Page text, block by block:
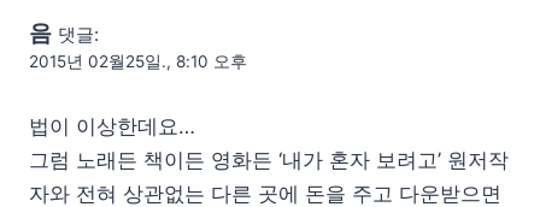
음 댓글:
2015년 02월25일., 8:10 오후
법이 이상한데요…
그럼 노래든 책이든 영화든 ‘내가 혼자 보려고’ 원저작
자와 전혀 상관없는 다른 곳에 돈을 주고 다운받으면